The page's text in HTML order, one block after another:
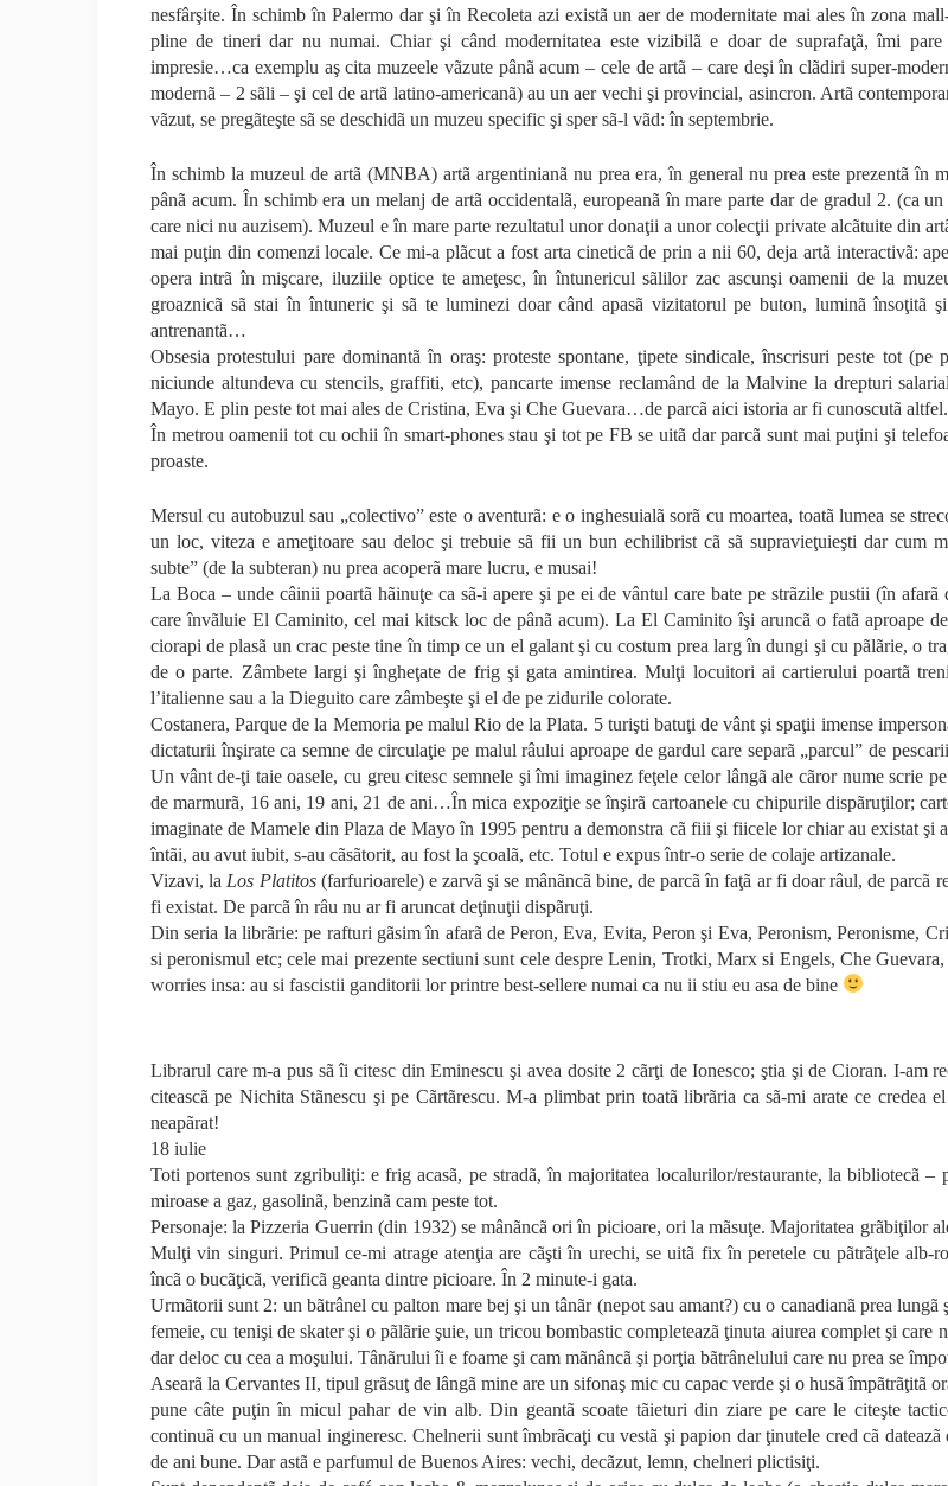
nesfârşite. În schimb în Palermo dar şi în Recoleta azi existã un aer de modernitate mai ales în zona
pline de tineri dar nu numai. Chiar şi când modernitatea este vizibilã e doar de suprafaţã, îmi
impresie…ca exemplu aş cita muzeele vãzute pânã acum – cele de artã – care deşi în clãdiri super-
modernã – 2 sãli – şi cel de artã latino-americanã) au un aer vechi şi provincial, asincron. Artã
vãzut, se pregãteşte sã se deschidã un muzeu specific şi sper sã-l vãd: în septembrie.
În schimb la muzeul de artã (MNBA) artã argentinianã nu prea era, în general nu prea este prezentã în
pânã acum. În schimb era un melanj de artã occidentalã, europeanã în mare parte dar de gradul 2. (ca
care nici nu auzisem). Muzeul e în mare parte rezultatul unor donaţii a unor colecţii private alcãtuite din
mai puţin din comenzi locale. Ce mi-a plãcut a fost arta cineticã de prin a nii 60, deja artã interactivã:
opera intrã în mişcare, iluziile optice te ameţesc, în întunericul sãlilor zac ascunşi oamenii de la
groaznicã sã stai în întuneric şi sã te luminezi doar când apasã vizitatorul pe buton, luminã însoţitã
antrenantã…
Obsesia protestului pare dominantã în oraş: proteste spontane, ţipete sindicale, înscrisuri peste tot (pe
niciunde altundeva cu stencils, graffiti, etc), pancarte imense reclamând de la Malvine la drepturi
Mayo. E plin peste tot mai ales de Cristina, Eva şi Che Guevara…de parcã aici istoria ar fi cunoscutã altfel.
În metrou oamenii tot cu ochii în smart-phones stau şi tot pe FB se uitã dar parcã sunt mai puţini şi
proaste.
Mersul cu autobuzul sau „colectivo” este o aventurã: e o inghesuialã sorã cu moartea, toatã lumea se
un loc, viteza e ameţitoare sau deloc şi trebuie sã fii un bun echilibrist cã sã supravieţuieşti dar cum
subte” (de la subteran) nu prea acoperã mare lucru, e musai!
La Boca – unde câinii poartã hãinuţe ca sã-i apere şi pe ei de vântul care bate pe strãzile pustii (în afarã
care învãluie El Caminito, cel mai kitsck loc de pânã acum). La El Caminito îşi aruncã o fatã aproape
ciorapi de plasã un crac peste tine în timp ce un el galant şi cu costum prea larg în dungi şi cu pãlãrie, o
de o parte. Zâmbete largi şi îngheţate de frig şi gata amintirea. Mulţi locuitori ai cartierului poartã
l’italienne sau a la Dieguito care zâmbeşte şi el de pe zidurile colorate.
Costanera, Parque de la Memoria pe malul Rio de la Plata. 5 turişti batuţi de vânt şi spaţii imense
dictaturii înşirate ca semne de circulaţie pe malul râului aproape de gardul care separã „parcul” de
Un vânt de-ţi taie oasele, cu greu citesc semnele şi îmi imaginez feţele celor lângã ale cãror nume scrie
de marmurã, 16 ani, 19 ani, 21 de ani…În mica expoziţie se înşirã cartoanele cu chipurile dispãruţilor;
imaginate de Mamele din Plaza de Mayo în 1995 pentru a demonstra cã fiii şi fiicele lor chiar au existat şi
întãi, au avut iubit, s-au cãsãtorit, au fost la şcoalã, etc. Totul e expus într-o serie de colaje artizanale.
Vizavi, la Los Platitos(farfurioarele) e zarvã şi se mânãncã bine, de parcã în faţã ar fi doar râul, de parcã
fi existat. De parcã în râu nu ar fi aruncat deţinuţii dispãruţi.
Din seria la librãrie: pe rafturi gãsim în afarã de Peron, Eva, Evita, Peron şi Eva, Peronism, Peronisme,
si peronismul etc; cele mai prezente sectiuni sunt cele despre Lenin, Trotki, Marx si Engels, Che
worries insa: au si fascistii ganditorii lor printre best-sellere numai ca nu ii stiu eu asa de bine
Librarul care m-a pus sã îi citesc din Eminescu şi avea dosite 2 cãrţi de Ionesco; ştia şi de Cioran. I-am
citeascã pe Nichita Stãnescu şi pe Cãrtãrescu. M-a plimbat prin toatã librãria ca sã-mi arate ce credea
neapãrat!
18 iulie
Toti portenos sunt zgribuliţi: e frig acasã, pe stradã, în majoritatea localurilor/restaurante, la bibliotecã –
miroase a gaz, gasolinã, benzinã cam peste tot.
Personaje: la Pizzeria Guerrin (din 1932) se mânãncã ori în picioare, ori la mãsuţe. Majoritatea grãbiţilor
Mulţi vin singuri. Primul ce-mi atrage atenţia are cãşti în urechi, se uitã fix în peretele cu pãtrãţele alb-
încã o bucãţicã, verificã geanta dintre picioare. În 2 minute-i gata.
Urmãtorii sunt 2: un bãtrânel cu palton mare bej şi un tânãr (nepot sau amant?) cu o canadianã prea lungã
femeie, cu tenişi de skater şi o pãlãrie şuie, un tricou bombastic completeazã ţinuta aiurea complet şi care
dar deloc cu cea a moşului. Tânãrului îi e foame şi cam mãnâncã şi porţia bãtrânelului care nu prea se
Asearã la Cervantes II, tipul grãsuţ de lângã mine are un sifonaş mic cu capac verde şi o husã împãtrãţitã
pune câte puţin în micul pahar de vin alb. Din geantã scoate tãieturi din ziare pe care le citeşte
continuã cu un manual ingineresc. Chelnerii sunt îmbrãcaţi cu vestã şi papion dar ţinutele cred cã dateazã
de ani bune. Dar astã e parfumul de Buenos Aires: vechi, decãzut, lemn, chelneri plictisiţi.